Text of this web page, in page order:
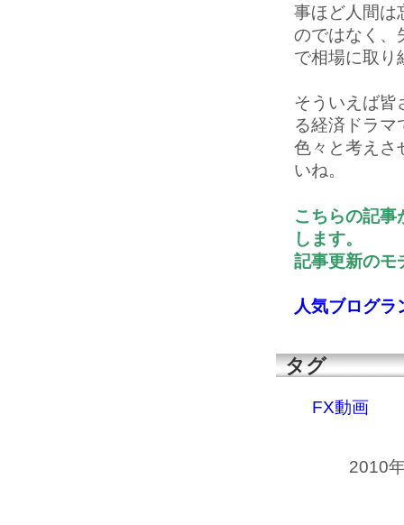
事ほど人間は
のではなく、
で相場に取り
そういえば皆
る経済ドラマ
色々と考えさ
いね。
こちらの記事
します。
記事更新のモ
人気ブログラ
タグ
FX動画
2010